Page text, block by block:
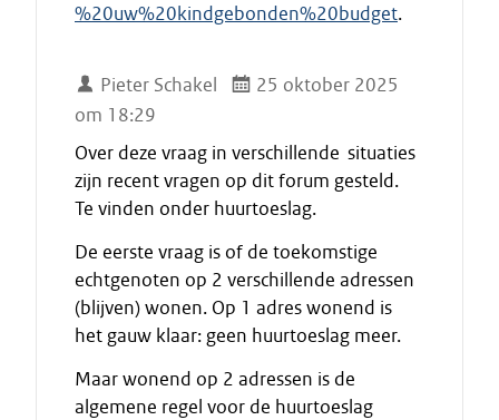
%20uw%20kindgebonden%20budget.
Pieter Schakel
25 oktober 2025
om 18:29
Over deze vraag in verschillende situaties
zijn recent vragen op dit forum gesteld.
Te vinden onder huurtoeslag.
De eerste vraag is of de toekomstige
echtgenoten op 2 verschillende adressen
(blijven) wonen. Op 1 adres wonend is
het gauw klaar: geen huurtoeslag meer.
Maar wonend op 2 adressen is de
algemene regel voor de huurtoeslag